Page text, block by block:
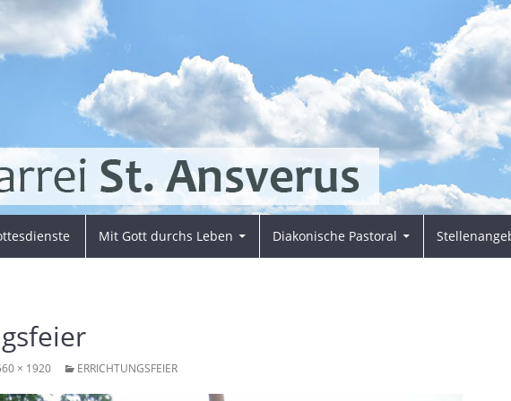
Mit Gott durchs Leben Diakonische Pastoral
× 1920 ERRICHTUNGSFEIER